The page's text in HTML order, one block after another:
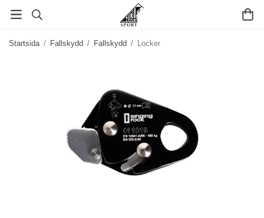
Startsida / Fallskydd / Fallskydd / Locker